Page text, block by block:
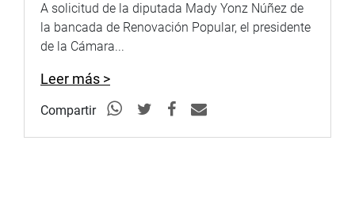
A solicitud de la diputada Mady Yonz Núñez de
la bancada de Renovación Popular, el presidente
de la Cámara...
Leer más >
Compartir